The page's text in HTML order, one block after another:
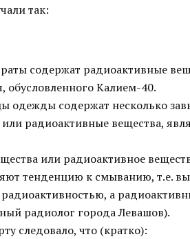
так:
содержат радиоактивные
обусловленного Калием-40.
одежды содержат несколько
радиоактивные вещества,
или радиоактивное
тенденцию к смыванию, т.е.
а
радиолог города Левашов).
следовало, что (кратко):